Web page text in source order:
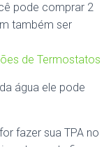
pode comprar 2
também ser
de Termostatos
água ele pode
fazer sua TPA no